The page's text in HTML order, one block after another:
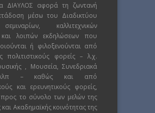
ΔΙΑΥΛΟΣ αφορά τη ζωντανή
μέσω του Διαδικτύου
καλλιτεχνικών
και λοιπών εκδηλώσεων που
ή φιλοξενούνται από
πολιτιστικούς φορείς – λ.χ.
, Μουσεία, Συνεδριακά
κλπ – καθώς και από
και ερευνητικούς φορείς,
το σύνολο των μελών της
και Ακαδημαϊκής κοινότητας της